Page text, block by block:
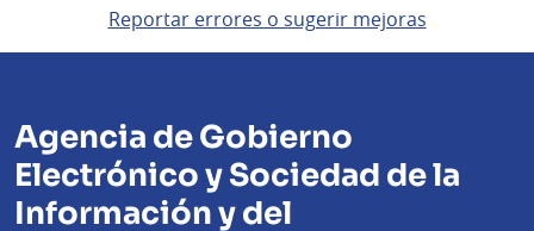
Reportar errores o sugerir mejoras
Agencia de Gobierno
Electrónico y Sociedad de la
Información y del